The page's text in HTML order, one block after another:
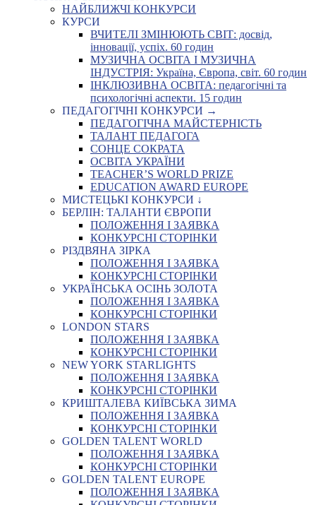
НАЙБЛИЖЧІ КОНКУРСИ
КУРСИ
ВЧИТЕЛІ ЗМІНЮЮТЬ СВІТ: досвід,
інновації, успіх. 60 годин
МУЗИЧНА ОСВІТА І МУЗИЧНА
ІНДУСТРІЯ: Україна, Європа, світ. 60 годин
ІНКЛЮЗИВНА ОСВІТА: педагогічні та
психологічні аспекти. 15 годин
ПЕДАГОГІЧНІ КОНКУРСИ →
ПЕДАГОГІЧНА МАЙСТЕРНІСТЬ
ТАЛАНТ ПЕДАГОГА
СОНЦЕ СОКРАТА
ОСВІТА УКРАЇНИ
TEACHER’S WORLD PRIZE
EDUCATION AWARD EUROPE
МИСТЕЦЬКІ КОНКУРСИ ↓
БЕРЛІН: ТАЛАНТИ ЄВРОПИ
ПОЛОЖЕННЯ І ЗАЯВКА
КОНКУРСНІ СТОРІНКИ
РІЗДВЯНА ЗІРКА
ПОЛОЖЕННЯ І ЗАЯВКА
КОНКУРСНІ СТОРІНКИ
УКРАЇНСЬКА ОСІНЬ ЗОЛОТА
ПОЛОЖЕННЯ І ЗАЯВКА
КОНКУРСНІ СТОРІНКИ
LONDON STARS
ПОЛОЖЕННЯ І ЗАЯВКА
КОНКУРСНІ СТОРІНКИ
NEW YORK STARLIGHTS
ПОЛОЖЕННЯ І ЗАЯВКА
КОНКУРСНІ СТОРІНКИ
КРИШТАЛЕВА КИЇВСЬКА ЗИМА
ПОЛОЖЕННЯ І ЗАЯВКА
КОНКУРСНІ СТОРІНКИ
GOLDEN TALENT WORLD
ПОЛОЖЕННЯ І ЗАЯВКА
КОНКУРСНІ СТОРІНКИ
GOLDEN TALENT EUROPE
ПОЛОЖЕННЯ І ЗАЯВКА